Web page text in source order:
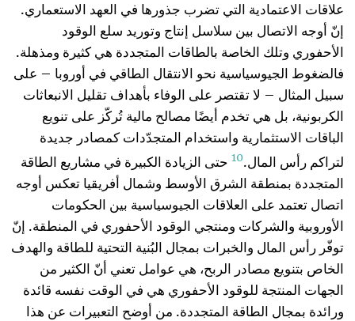
علاقات الاعتمادية التي تضرب جذورها في العهد الاستعماري.
إنّ أوجه الاتصال بين سلاسل إنتاج وتوريد سلع الوقود
الأحفوري وتلك الخاصة بالطاقات المتجددة هي كثيرة ومذهلة.
فالضغوط الجيوسياسية نحو الانتقال الطاقي في أوروبا – على
سبيل المثال – لا تقتصر على الوفاء بأهداف تقليل الانبعاثات
الكربونية، بل هي تخدم أيضًا مصالح مالية تُركّز على تنويع
الباقات الاستثمارية واستخدام المتجدّدات كمصادر جديدة
لتراكم رأس المال.10حتى الزيادة الكبيرة في مشاريع الطاقة
المتجددة بمنطقة الشرق الأوسط وشمال أفريقيا تعكس أوجه
اتصال تعتمد على العلاقات الجيوسياسية بين الحكومات
الأوروبية والشركات ومنتجي الوقود الأحفوري في المنطقة. إنّ
توفّر رأس المال والخبرات بمجال البُنية التحتية للطاقة والهدف
الخاص بتنويع مصادر الربح، هي عوامل تعني أنّ الكثير من
الجهات المنتجة للوقود الأحفوري هي في الوقت نفسه قائدة
ورائدة بمجال الطاقة المتجددة. من أوضح التعبيرات عن هذا